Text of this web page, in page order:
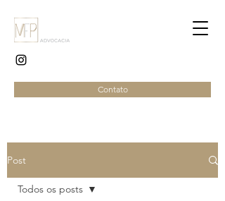
Contato
Post
Todos os posts